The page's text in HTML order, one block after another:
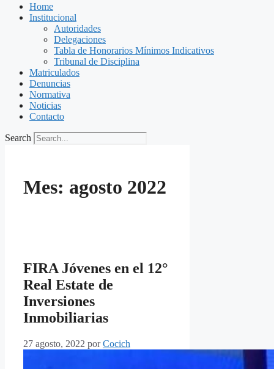
Home
Institucional
Autoridades
Delegaciones
Tabla de Honorarios Mínimos Indicativos
Tribunal de Disciplina
Matriculados
Denuncias
Normativa
Noticias
Contacto
Search
Mes: agosto 2022
FIRA Jóvenes en el 12°
Real Estate de
Inversiones
Inmobiliarias
27 agosto, 2022 porCocich